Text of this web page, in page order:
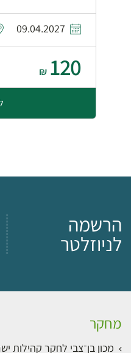
09.04.2027
120
₪
הרשמה
לניוזלטר
מחקר
מכון בן־צבי לחקר קהילות